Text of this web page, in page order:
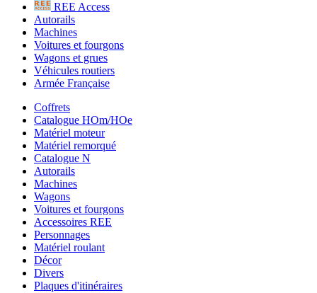
REE Access
Autorails
Machines
Voitures et fourgons
Wagons et grues
Véhicules routiers
Armée Française
Coffrets
Catalogue HOm/HOe
Matériel moteur
Matériel remorqué
Catalogue N
Autorails
Machines
Wagons
Voitures et fourgons
Accessoires REE
Personnages
Matériel roulant
Décor
Divers
Plaques d'itinéraires